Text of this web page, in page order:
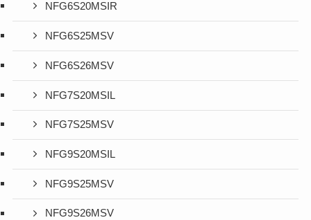
NFG6S20MSIR
NFG6S25MSV
NFG6S26MSV
NFG7S20MSIL
NFG7S25MSV
NFG9S20MSIL
NFG9S25MSV
NFG9S26MSV